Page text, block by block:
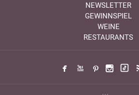
NEWSLETTER
GEWINNSPIEL
WEINE
RESTAURANTS